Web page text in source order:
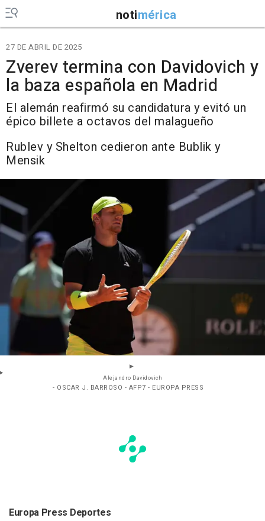
notimérica
27 DE ABRIL DE 2025
Zverev termina con Davidovich y
la baza española en Madrid
El alemán reafirmó su candidatura y evitó un
épico billete a octavos del malagueño
Rublev y Shelton cedieron ante Bublik y
Mensik
Alejandro Davidovich
- OSCAR J. BARROSO - AFP7 - EUROPA PRESS
Europa Press Deportes